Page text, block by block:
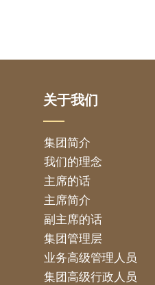
关于我们
集团简介
我们的理念
主席的话
主席简介
副主席的话
集团管理层
业务高级管理人员
集团高级行政人员